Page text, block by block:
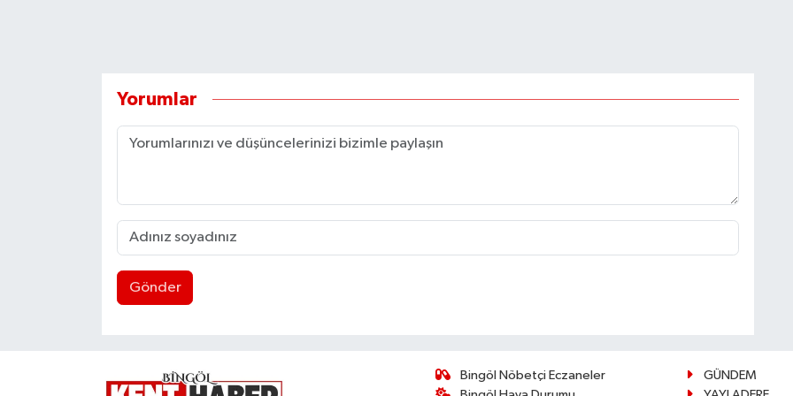
Yorumlar
Gönder
Bingöl Nöbetçi Eczaneler
GÜNDEM